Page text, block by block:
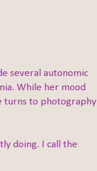
several autonomic
While her mood
turns to photography
doing. I call the